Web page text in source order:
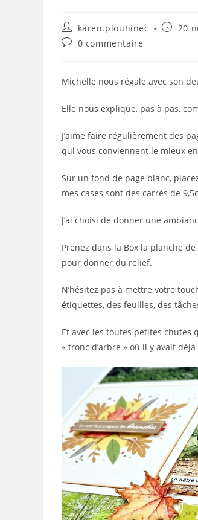
Auteur/autrice
de
la
karen.plouhinec 20
Commentaires
publication :
0 commentaire
Michelle nous régale avec son
Elle nous explique, pas à pas,
J’aime faire régulièrement des
qui vous conviennent le mieux
Sur un fond de page blanc,
mes cases sont des carrés de
J’ai choisi de donner une
Prenez dans la Box la planche
pour donner du relief.
N’hésitez pas à mettre votre
étiquettes, des feuilles, des
Et avec les toutes petites chutes
« tronc d’arbre » où il y avait